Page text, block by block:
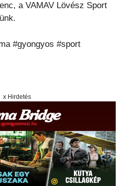
a VAMAV Lövész Sport
#gyongyos #sport
x Hirdetés